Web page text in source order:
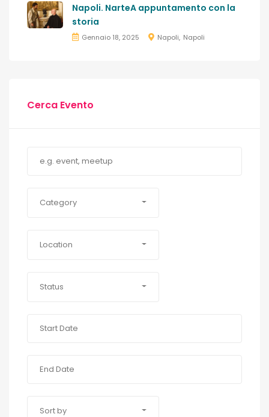
Napoli. NarteA appuntamento con la
storia
Gennaio 18, 2025 Napoli Napoli
Cerca Evento
Category
Location
Status
Sort by